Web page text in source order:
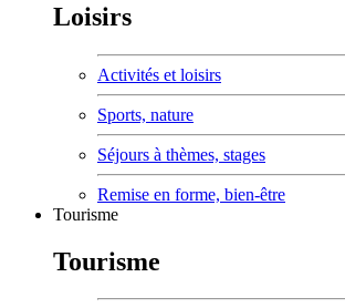
Loisirs
Activités et loisirs
Sports, nature
Séjours à thèmes, stages
Remise en forme, bien-être
Tourisme
Tourisme